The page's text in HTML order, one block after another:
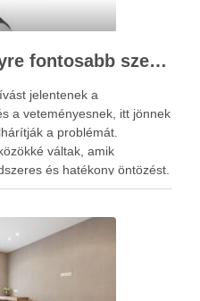
Miért töltenek be egyre fontosabb szerepet a locsolótömlők?
jelentenek a
a veteményesnek, itt jönnek
a problémát.
váltak, amik
és hatékony öntözést.
a növények fejlődésére van